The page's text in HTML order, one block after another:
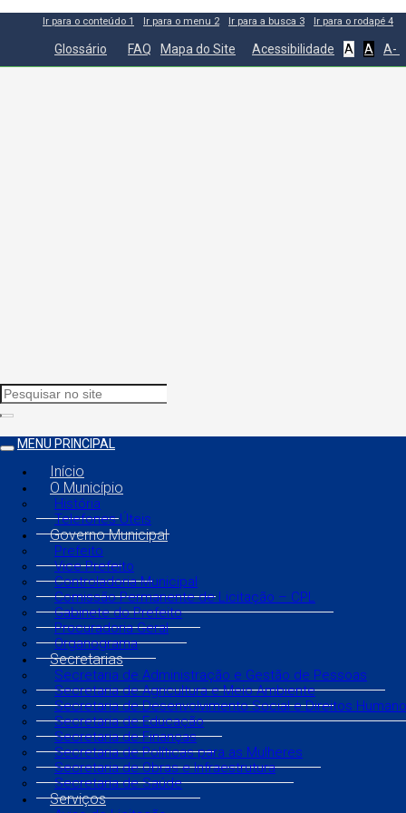
Ir para o conteúdo 1 Ir para o menu 2 Ir para a busca 3 Ir para o rodapé 4
Glossário FAQ Mapa do Site Acessibilidade A A A-
MENU PRINCIPAL
Início
O Município
História
Telefones Úteis
Governo Municipal
Prefeito
Vice Prefeito
Controladoria Municipal
Comissão Permanente de Licitação – CPL
Gabinete do Prefeito
Procuradoria Geral
Organograma
Secretarias
Secretaria de Administração e Gestão de Pessoas
Secretaria de Agricultura e Meio Ambiente
Secretaria de Desenvolvimento Social e Direitos
Secretaria de Educação
Secretaria de Finanças
Secretaria de Políticas para as Mulheres
Secretaria de Obras e Infraestrutura
Secretaria de Saúde
Serviços